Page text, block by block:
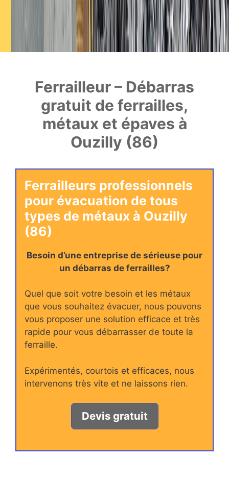
Ferrailleur – Débarras
gratuit de ferrailles,
métaux et épaves à
Ouzilly (86)
Ferrailleurs professionnels
pour évacuation de tous
types de métaux à Ouzilly
(86)
Besoin d’une entreprise de sérieuse pour
un débarras de ferrailles?
Quel que soit votre besoin et les métaux
que vous souhaitez évacuer, nous pouvons
vous proposer une solution efficace et très
rapide pour vous débarrasser de toute la
ferraille.
Expérimentés, courtois et efficaces, nous
intervenons très vite et ne laissons rien.
Devis gratuit